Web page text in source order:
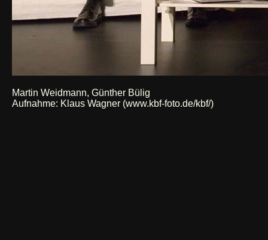
Martin Weidmann, Günther Bülig
Aufnahme: Klaus Wagner (www.kbf-foto.de/kbf/)